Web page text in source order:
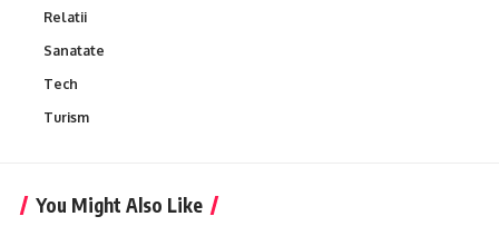
Relatii
Sanatate
Tech
Turism
You Might Also Like